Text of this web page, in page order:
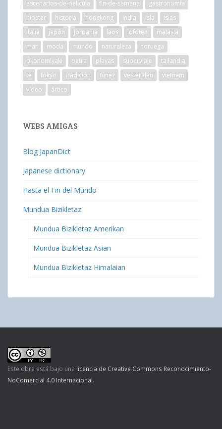
escenarios-de-película
fin-de-semana
gastronomía
hipster
historia hongkong india isla
islas
italia
japón jordania laos lofoten
malasia
mar
moda mundo naturaleza
noruega
okonomiyaki
petra playas superviaje
tailandia
te
tokyo tradición túnez vesteralen
vietnam
vídeo
ártico
WEBS AMIGAS
Blog JapanDict
Japanese dictionary
Hasta el Fin del Mundo
Mundua Bizikletaz
Mundua Bizikletaz Amerikan
Mundua Bizikletaz Asian
Mundua Bizikletaz Himalaian
Este obra está bajo una licencia de Creative Commons Reconocimiento-
NoComercial 4.0 Internacional.